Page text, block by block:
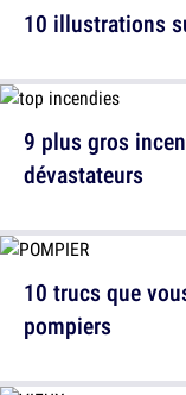
9 plus gros
dévastateurs
10 illustrations
10 trucs que
pompiers